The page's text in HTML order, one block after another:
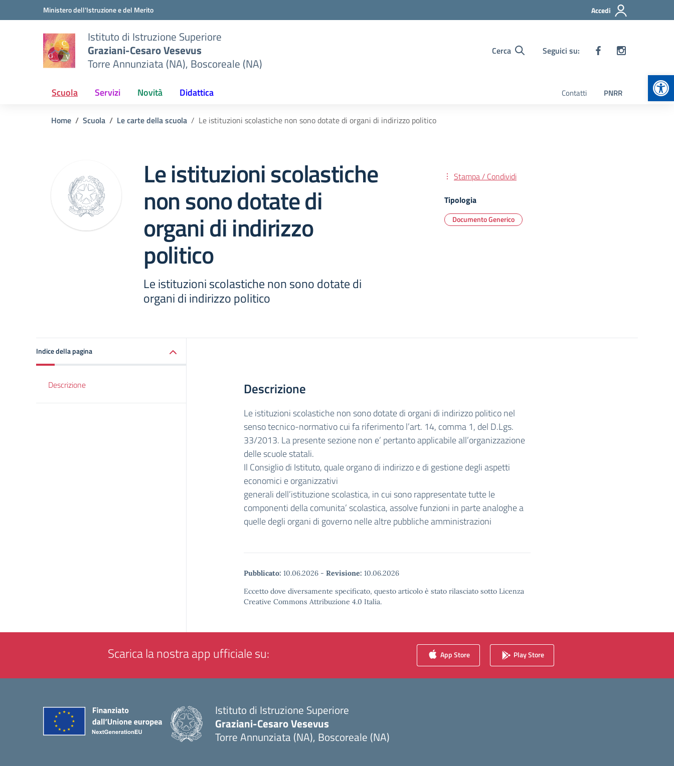
Vai ai contenuti
Vai al menu di navigazioneMinistero dell'Istruzione e del Merito Accedi
Istituto di Istruzione Superiore
Graziani-Cesaro Vesevus
Torre Annunziata (NA), Boscoreale (NA)
Cerca Seguici su:
Scuola Servizi Novità Didattica Contatti PNRR
Home Scuola Le carte della scuola Le istituzioni scolastiche non sono dotate di organi di indirizzo politico
Le istituzioni scolastiche
non sono dotate di
organi di indirizzo
politico
Le istituzioni scolastiche non sono dotate di
organi di indirizzo politico
Stampa / Condividi
Tipologia
Documento Generico
Indice della pagina
Descrizione Descrizione
Le istituzioni scolastiche non sono dotate di organi di indirizzo politico nel
senso tecnico-normativo cui fa riferimento l’art. 14, comma 1, del D.Lgs.
33/2013. La presente sezione non e’ pertanto applicabile all’organizzazione
delle scuole statali.
Il Consiglio di Istituto, quale organo di indirizzo e di gestione degli aspetti
economici e organizzativi
generali dell’istituzione scolastica, in cui sono rappresentate tutte le
componenti della comunita’ scolastica, assolve funzioni in parte analoghe a
quelle degli organi di governo nelle altre pubbliche amministrazioni
Pubblicato: 10.06.2026 - Revisione: 10.06.2026
Eccetto dove diversamente specificato, questo articolo è stato rilasciato sotto Licenza
Creative Commons Attribuzione 4.0 Italia.
Scarica la nostra app ufficiale su: App Store Play Store
Istituto di Istruzione Superiore
Graziani-Cesaro Vesevus
Torre Annunziata (NA), Boscoreale (NA)